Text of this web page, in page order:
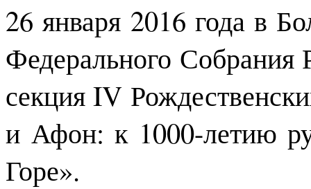
26 января 2016 года в
Федерального
секция IV
и Афон: к 1000-летию
Горе».